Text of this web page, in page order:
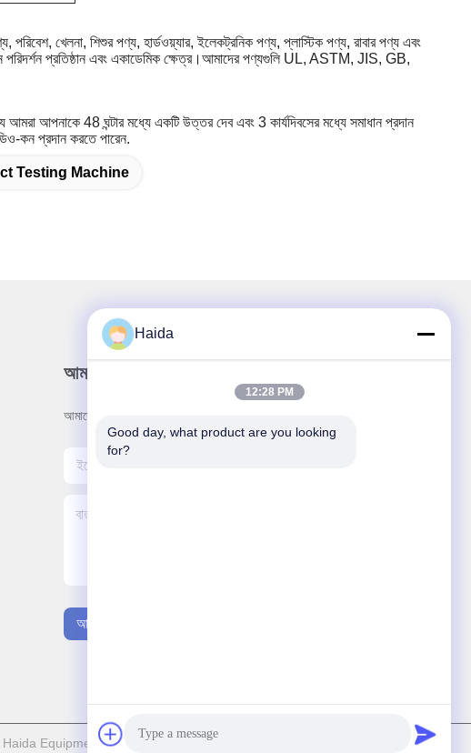
পরিবেশ, খেলনা, শিশুর পণ্য, হার্ডওয়্যার, ইলেকট্রনিক পণ্য, প্লাস্টিক পণ্য, রাবার পণ্য এবং
পরিদর্শন প্রতিষ্ঠান এবং একাডেমিক ক্ষেত্র।আমাদের পণ্যগুলি UL, ASTM, JIS, GB,
আপনাকে 48 ঘন্টার মধ্যে একটি উত্তর দেব এবং 3 কার্যদিবসের মধ্যে সমাধান প্রদান
কন প্রদান করতে পারেন.
Testing Machine
আমাদের নিউজলেটার
আমাদের নিউজলেটারে সাবস্ক্রাইব করুন এবং আরও অনেক কিছু পেতে পারেন।
আমাদের সাথে যোগাযোগ
Haida Equipment Co., Ltd. সমস্ত অধিকার সংরক্ষিত।
Haida
12:28 PM
Good day, what product are you looking
for?